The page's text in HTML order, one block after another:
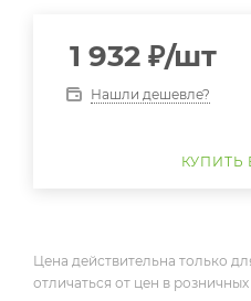
1 932 ₽/шт
Нашли дешевле?
КУПИТЬ
Цена действительна только
отличаться от цен в